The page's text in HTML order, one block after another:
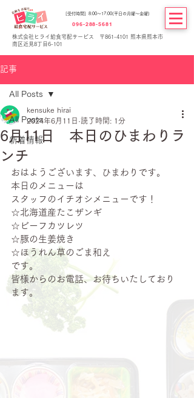
[受付時間] 8:00～17:00(平日の月曜～金曜)
096-288-5681
株式会社ヒライ給食宅配サービス 〒861-4101 熊本県熊本市
南区近見8丁目6-101
記事
All Posts
新着情報
All Posts
6月11日 本日のひまわりラ
ンチ
kensuke hirai
2024年6月11日 読了時間: 1分
おはようございます、ひまわりです。
本日のメニューは
スタッフのイチオシメニューです！
☆北海道産たこザンギ
☆ビーフカツレツ
☆豚の生姜焼き
☆ほうれん草のごま和え
です。
皆様からのお電話、お待ちいたしており
ます。